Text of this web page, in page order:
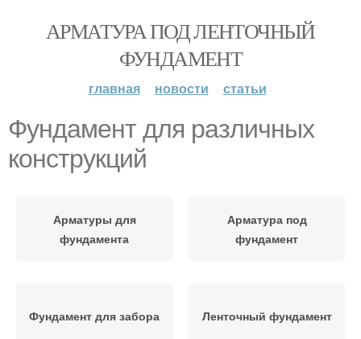
АРМАТУРА ПОД ЛЕНТОЧНЫЙ
ФУНДАМЕНТ
главная новости статьи
Фундамент для различных
конструкций
Арматуры для
фундамента
Арматура под
фундамент
Фундамент для забора Ленточный фундамент